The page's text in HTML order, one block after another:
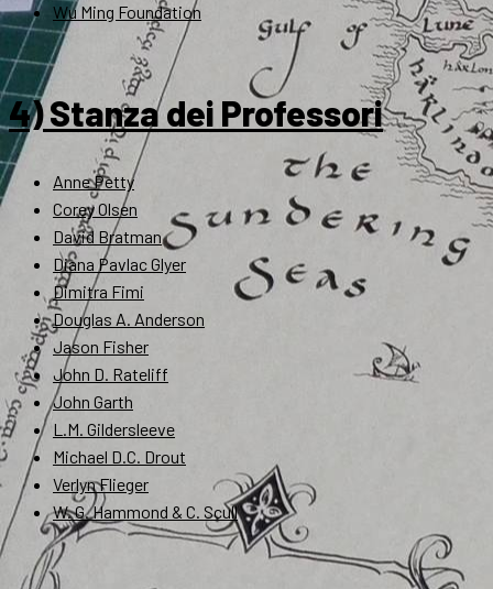
Wu Ming Foundation
4) Stanza dei Professori
Anne Petty
Corey Olsen
David Bratman
Diana Pavlac Glyer
Dimitra Fimi
Douglas A. Anderson
Jason Fisher
John D. Rateliff
John Garth
L.M. Gildersleeve
Michael D.C. Drout
Verlyn Flieger
W. G. Hammond & C. Scull